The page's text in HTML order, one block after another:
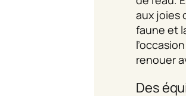
aux joies
faune et
renouer
Des